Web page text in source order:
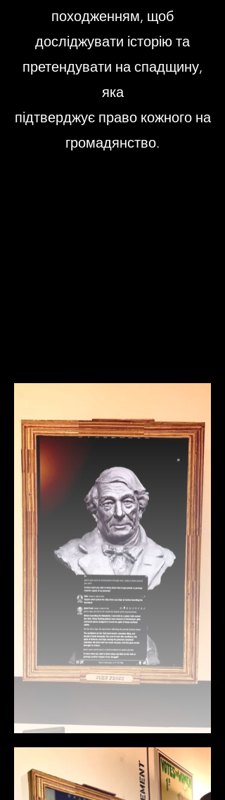
походженням, щоб
досліджувати історію та
претендувати на спадщину,
яка
підтверджує право кожного на
громадянство.